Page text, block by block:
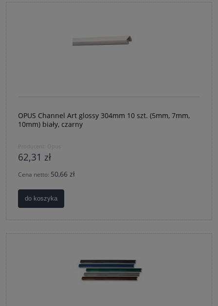
OPUS Channel Art glossy 304mm 10 szt. (5mm, 7mm,
10mm) biały, czarny
Producent: Opus
62,31 zł
Cena netto: 50,66 zł
do koszyka